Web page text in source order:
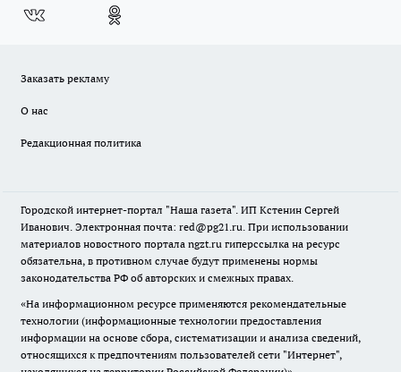
Заказать рекламу
О нас
Редакционная политика
Городской интернет-портал "Наша газета". ИП Кстенин Сергей
Иванович. Электронная почта: red@pg21.ru. При использовании
материалов новостного портала ngzt.ru гиперссылка на ресурс
обязательна, в противном случае будут применены нормы
законодательства РФ об авторских и смежных правах.
«На информационном ресурсе применяются рекомендательные
технологии (информационные технологии предоставления
информации на основе сбора, систематизации и анализа сведений,
относящихся к предпочтениям пользователей сети "Интернет",